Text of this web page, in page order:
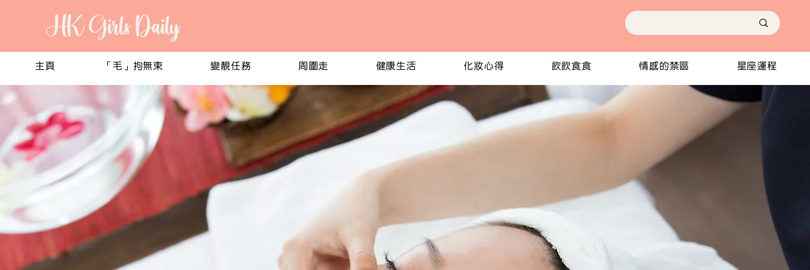
HK Girls Daily
主頁 「毛」拘無束 變靚任務 周圍走 健康生活 化妝心得 飲飲食食 情感的禁區 星座運程